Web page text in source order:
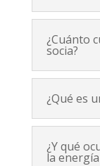
¿Cuánto
socia?
¿Qué es
¿Y qué
la